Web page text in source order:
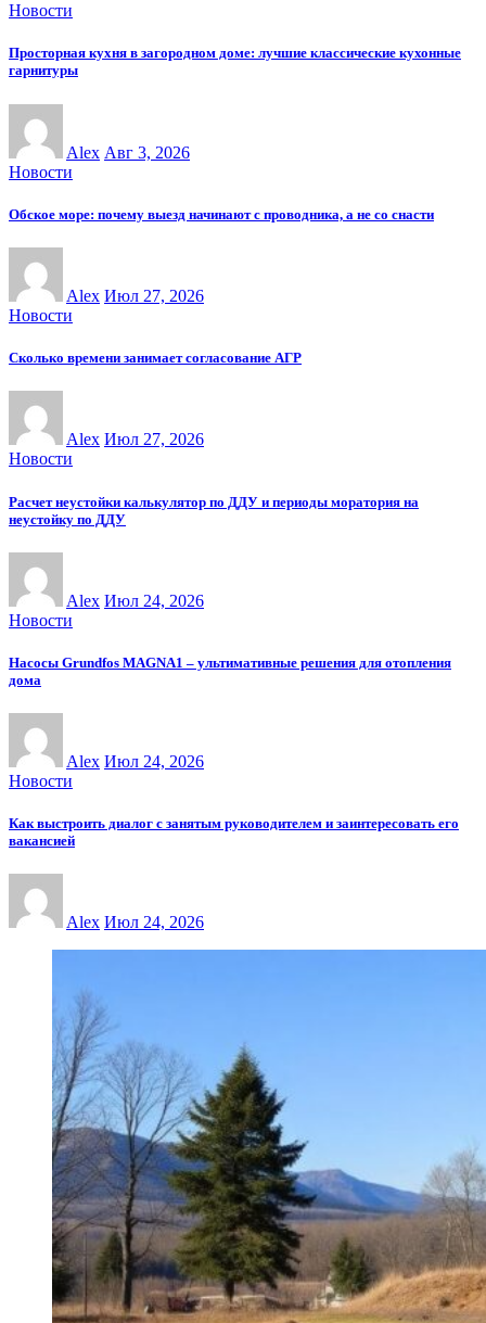
Новости
Просторная кухня в загородном доме: лучшие классические кухонные
гарнитуры
Alex Авг 3, 2026
Новости
Обское море: почему выезд начинают с проводника, а не со снасти
Alex Июл 27, 2026
Новости
Сколько времени занимает согласование АГР
Alex Июл 27, 2026
Новости
Расчет неустойки калькулятор по ДДУ и периоды моратория на
неустойку по ДДУ
Alex Июл 24, 2026
Новости
Насосы Grundfos MAGNA1 – ультимативные решения для отопления
дома
Alex Июл 24, 2026
Новости
Как выстроить диалог с занятым руководителем и заинтересовать его
вакансией
Alex Июл 24, 2026